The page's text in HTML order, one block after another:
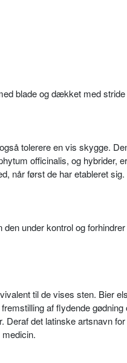
blade og dækket med
tolerere en vis skygge.
officinalis, og hybrider,
når først de har etableret
under kontrol og forhindrer
til de vises sten. Bier
af flydende gødning
Deraf det latinske artsnavn for